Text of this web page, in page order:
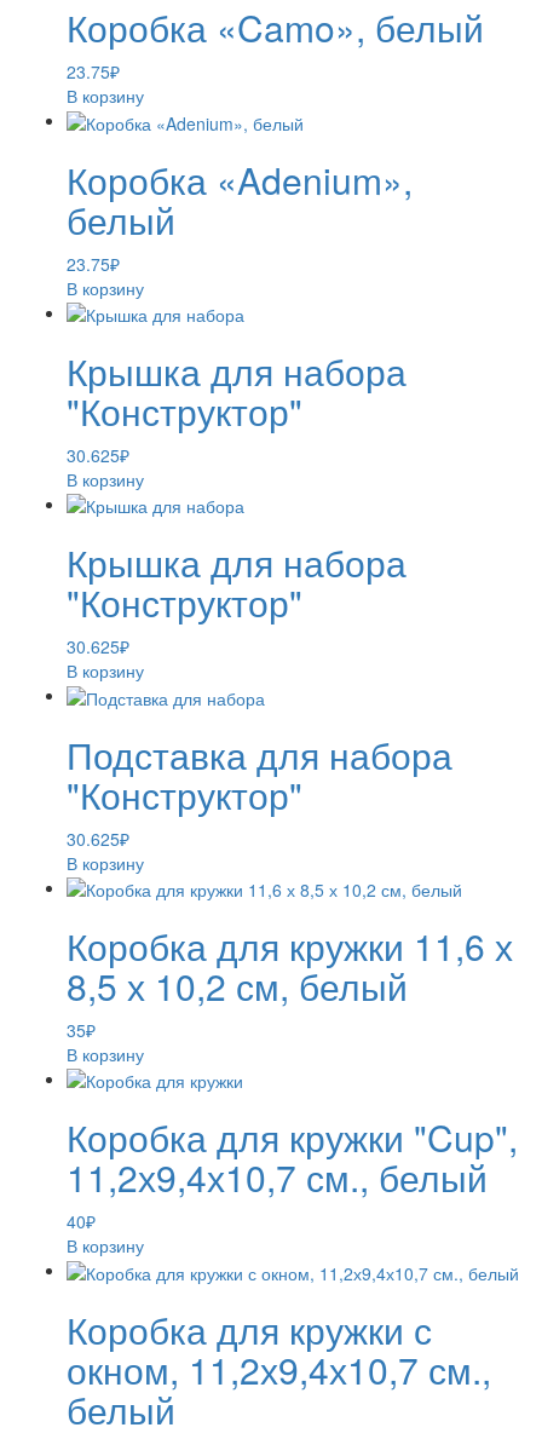
Коробка «Camo», белый
23.75₽
В корзину
Коробка «Adenium»,
белый
23.75₽
В корзину
Крышка для набора
"Конструктор"
30.625₽
В корзину
Крышка для набора
"Конструктор"
30.625₽
В корзину
Подставка для набора
"Конструктор"
30.625₽
В корзину
Коробка для кружки 11,6 х
8,5 х 10,2 см, белый
35₽
В корзину
Коробка для кружки "Cup",
11,2х9,4х10,7 см., белый
40₽
В корзину
Коробка для кружки с
окном, 11,2х9,4х10,7 см.,
белый